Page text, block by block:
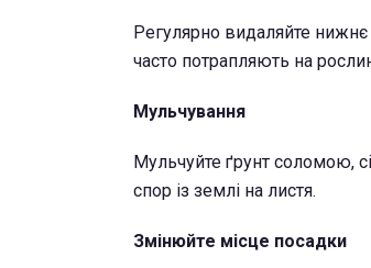
Регулярно видаляйте нижнє
часто потрапляють на
Мульчування
Мульчуйте ґрунт соломою,
спор із землі на листя.
Змінюйте місце посадки